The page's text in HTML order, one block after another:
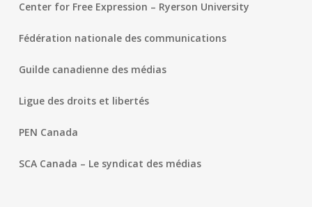
Center for Free Expression – Ryerson University
Fédération nationale des communications
Guilde canadienne des médias
Ligue des droits et libertés
PEN Canada
SCA Canada – Le syndicat des médias